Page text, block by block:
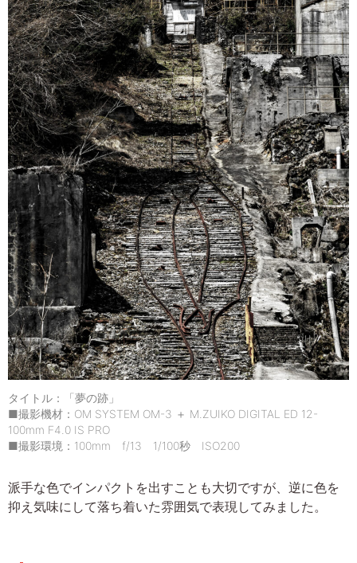
タイトル：「夢の跡」
■撮影機材：OM SYSTEM OM-3 ＋ M.ZUIKO DIGITAL ED 12-
100mm F4.0 IS PRO
■撮影環境：100mm f/13 1/100秒 ISO200
派手な色でインパクトを出すことも大切ですが、逆に色を
抑え気味にして落ち着いた雰囲気で表現してみました。